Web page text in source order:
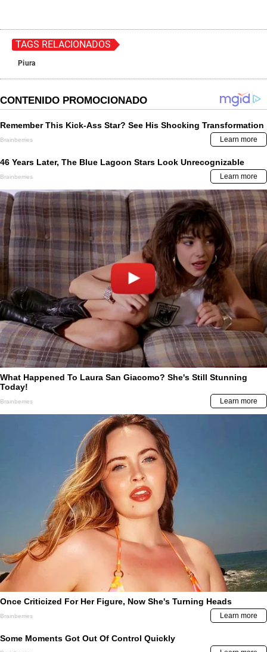
TAGS RELACIONADOS
Piura